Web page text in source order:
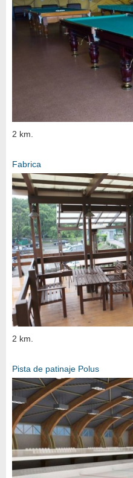
2 km.
Fabrica
2 km.
Pista de patinaje Polus